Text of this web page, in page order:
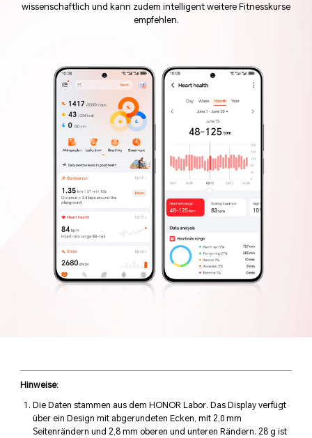
Schlaf-Tracking 8
Erfasst detaillierte Schlafdaten, darunter den Anteil an
Leichtschlaf, Tiefschlaf und REM-Schlaf, und hilft dir so, deine
Schlafqualität zu verbessern.
Zykluskalender
Erfasse mühelos Deine Periode und verfolge Deine Zyklen, um auf
alles Kommende vorbereitet zu sein.
wissenschaftlich und kann zudem intelligent weitere Fitnesskurse
empfehlen.
Hinweise:
Die Daten stammen aus dem HONOR Labor. Das Display verfügt
über ein Design mit abgerundeten Ecken, mit 2,0 mm
Seitenrändern und 2,8 mm oberen und unteren Rändern. 28 g ist